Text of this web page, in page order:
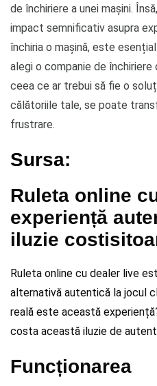
de închiriere a unei mașini.
impact semnificativ asupra
închiria o mașină, este
alegi o companie de
ceea ce ar trebui să fie o
călătoriile tale, se poate
frustrare.
Sursa:
Ruleta online
experiență
iluzie
Ruleta online cu dealer live
alternativă autentică la jocul
reală este această
costa această iluzie de
Funcționarea